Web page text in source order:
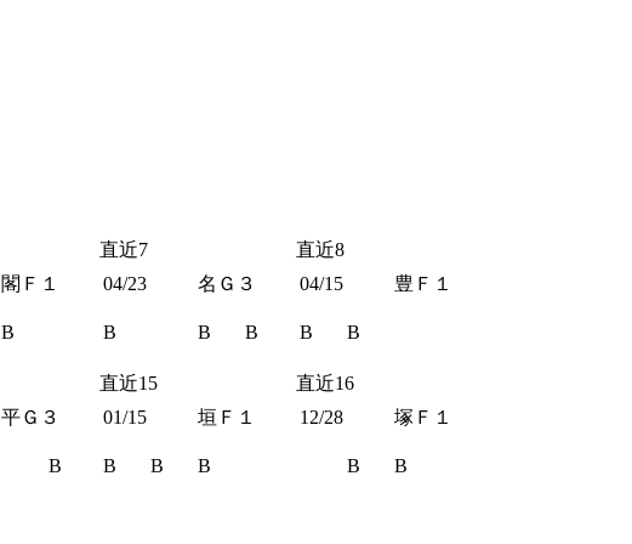
直近7
直近8
閣Ｆ１
B
04/23 名Ｇ３
B B B
04/15 豊Ｆ１
B B
直近15
直近16
平Ｇ３
B
01/15 垣Ｆ１
B B B
12/28 塚Ｆ１
B B